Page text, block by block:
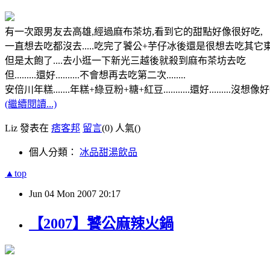
有一次跟男友去高雄,經過麻布茶坊,看到它的甜點好像很好吃,
一直想去吃都沒去.....吃完了饕公+芋仔冰後還是很想去吃其它
但是太飽了....去小逛一下新光三越後就殺到麻布茶坊去吃
但.........還好..........不會想再去吃第二次........
安倍川年糕.......年糕+綠豆粉+糖+紅豆...........還好.........沒想像好
(繼續閱讀...)
Liz 發表在 痞客邦 留言(0) 人氣()
個人分類： 冰品甜湯飲品
▲top
Jun 04 Mon 2007 20:17
【2007】饕公麻辣火鍋